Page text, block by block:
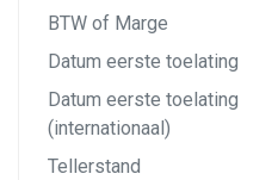
BTW of Marge
Datum eerste toelating
Datum eerste toelating
(internationaal)
Tellerstand